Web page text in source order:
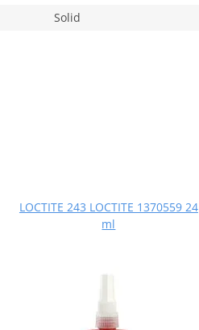
Solid
LOCTITE 243 LOCTITE 1370559 24
ml